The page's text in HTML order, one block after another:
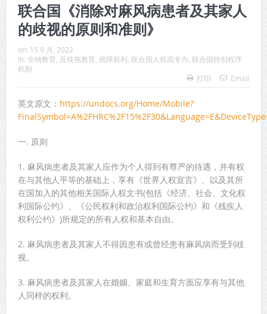
联合国《消除对麻风病患者及其家人
的歧视的原则和准则》
on: 15 9 月, 2022
In: 全纳教育 反歧视教育 残障权利 联合国人权高专办, 联合国特别程序
机制
打印
Email
英文原文： https://undocs.org/Home/Mobile?
一. 原则
1. 麻风病患者及其家人应作为个人得到有尊严的待遇，并有权
在与其他人平等的基础上，享有《世界人权宣言》、以及其所
在国加入的其他相关国际人权文书(包括《经济、社会、文化权
利国际公约》、《公民权利和政治权利国际公约》和《残疾人
权利公约》)所规定的所有人权和基本自由。
2. 麻风病患者及其家人不得因患有或曾经患有麻风病而受到歧
视。
3. 麻风病患者及其家人在婚姻、家庭和生育方面应享有与其他
人同样的权利。